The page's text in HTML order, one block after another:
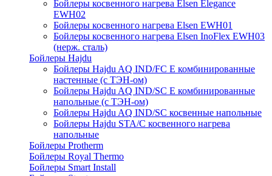
Бойлеры косвенного нагрева Elsen Elegance
EWH02
Бойлеры косвенного нагрева Elsen EWH01
Бойлеры косвенного нагрева Elsen InoFlex EWH03
(нерж. сталь)
Бойлеры Hajdu
Бойлеры Hajdu AQ IND/FC E комбинированные
настенные (с ТЭН-ом)
Бойлеры Hajdu AQ IND/SC E комбинированные
напольные (с ТЭН-ом)
Бойлеры Hajdu AQ IND/SC косвенные напольные
Бойлеры Hajdu STA/C косвенного нагрева
напольные
Бойлеры Protherm
Бойлеры Royal Thermo
Бойлеры Smart Install